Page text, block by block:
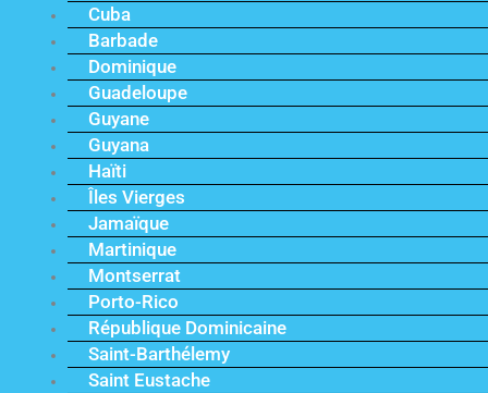
Cuba
Barbade
Dominique
Guadeloupe
Guyane
Guyana
Haïti
Îles Vierges
Jamaïque
Martinique
Montserrat
Porto-Rico
République Dominicaine
Saint-Barthélemy
Saint Eustache